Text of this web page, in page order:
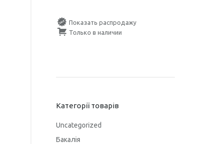
Показать распродажу
Только в наличии
Категорії товарів
Uncategorized
Бакалія